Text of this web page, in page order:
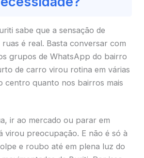
sabe que a sensação de
é real. Basta conversar com
grupos de WhatsApp do bairro
de carro virou rotina em várias
centro quanto nos bairros mais
ir ao mercado ou parar em
virou preocupação. E não é só à
e roubo até em plena luz do